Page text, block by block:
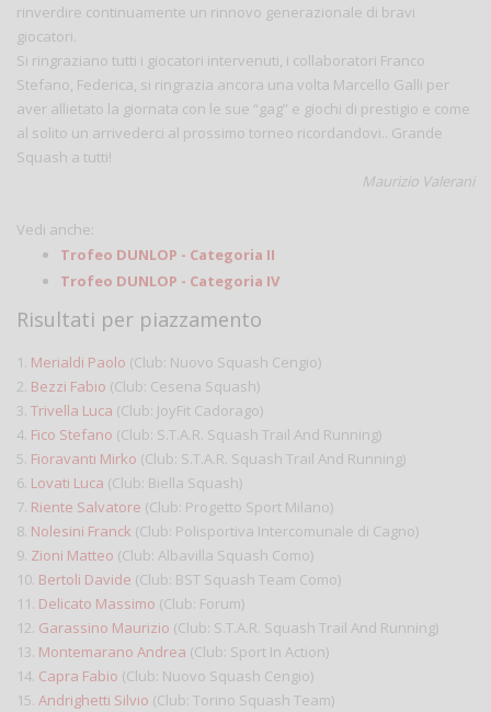
rinverdire continuamente un rinnovo generazionale di bravi
giocatori.
Si ringraziano tutti i giocatori intervenuti, i collaboratori Franco
Stefano, Federica, si ringrazia ancora una volta Marcello Galli per
aver allietato la giornata con le sue “gag” e giochi di prestigio e come
al solito un arrivederci al prossimo torneo ricordandovi.. Grande
Squash a tutti!
Maurizio Valerani
Vedi anche:
Trofeo DUNLOP - Categoria II
Trofeo DUNLOP - Categoria IV
Risultati per piazzamento
1. Merialdi Paolo (Club: Nuovo Squash Cengio)
2. Bezzi Fabio (Club: Cesena Squash)
3. Trivella Luca (Club: JoyFit Cadorago)
4. Fico Stefano (Club: S.T.A.R. Squash Trail And Running)
5. Fioravanti Mirko (Club: S.T.A.R. Squash Trail And Running)
6. Lovati Luca (Club: Biella Squash)
7. Riente Salvatore (Club: Progetto Sport Milano)
8. Nolesini Franck (Club: Polisportiva Intercomunale di Cagno)
9. Zioni Matteo (Club: Albavilla Squash Como)
10. Bertoli Davide (Club: BST Squash Team Como)
11. Delicato Massimo (Club: Forum)
12. Garassino Maurizio (Club: S.T.A.R. Squash Trail And Running)
13. Montemarano Andrea (Club: Sport In Action)
14. Capra Fabio (Club: Nuovo Squash Cengio)
15. Andrighetti Silvio (Club: Torino Squash Team)